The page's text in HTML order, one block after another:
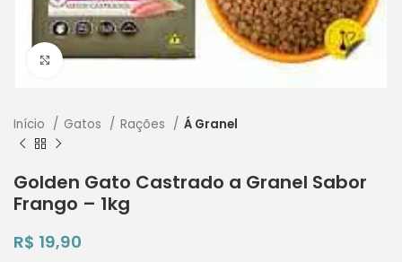
Clique para ampliar
Início Gatos Rações Á Granel
Golden Gato Castrado a Granel Sabor
Frango – 1kg
R$ 19,90